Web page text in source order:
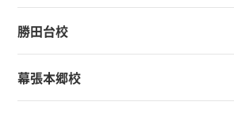
勝田台校
幕張本郷校